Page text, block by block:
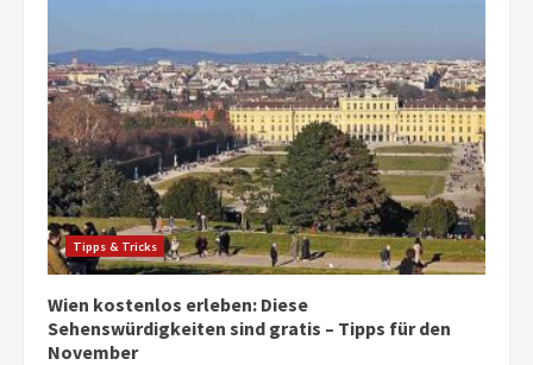
Tipps & Tricks
Wien kostenlos erleben: Diese
Sehenswürdigkeiten sind gratis – Tipps für den
November